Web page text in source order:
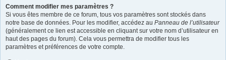
Comment modifier mes paramètres ?
Si vous êtes membre de ce forum, tous vos paramètres sont stockés dans
notre base de données. Pour les modifier, accédez au Panneau de l’utilisateur
(généralement ce lien est accessible en cliquant sur votre nom d’utilisateur en
haut des pages du forum). Cela vous permettra de modifier tous les
paramètres et préférences de votre compte.